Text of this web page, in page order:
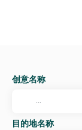
创意名称
目的地名称